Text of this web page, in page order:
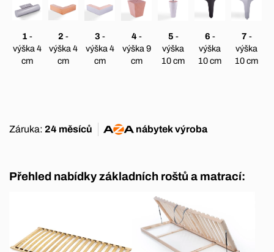
1 -
výška 4
cm
2 -
výška 4
cm
3 -
výška 4
cm
4 -
výška 9
cm
5 -
výška
10 cm
6 -
výška
10 cm
7 -
výška
10 cm
Záruka: 24 měsíců nábytekvýroba
Přehled nabídky základních roštů a matrací: